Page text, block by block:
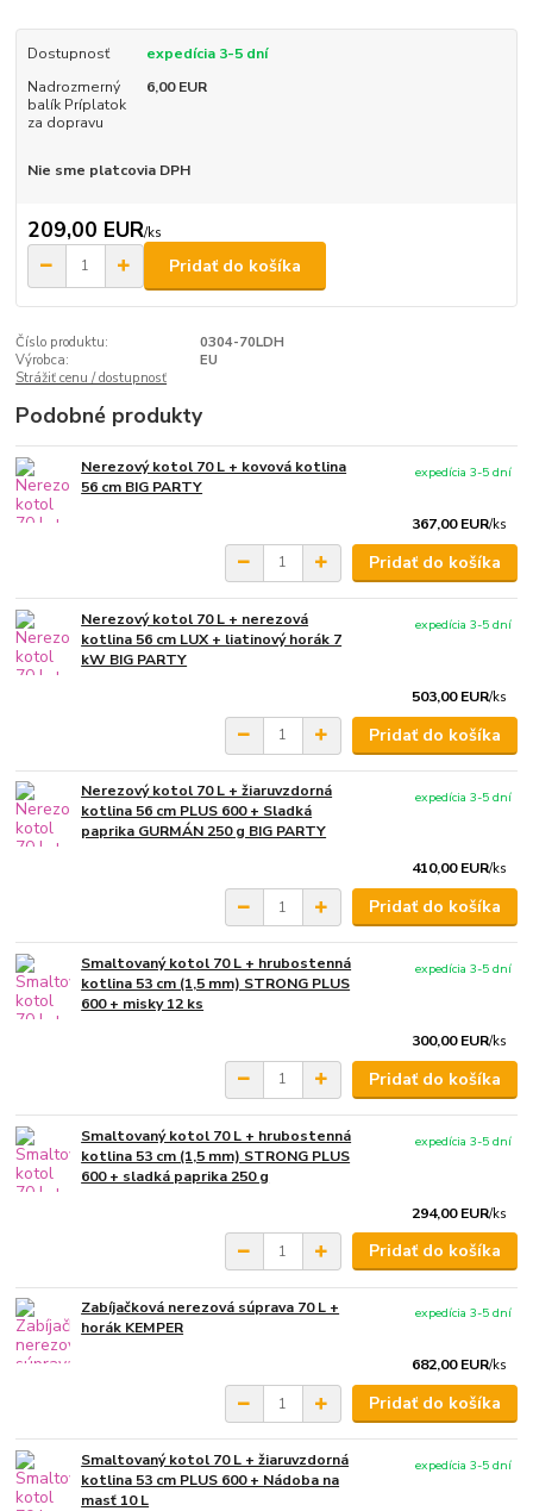
Dostupnosť
expedícia 3-5 dní
Nadrozmerný
balík Príplatok
za dopravu
6,00 EUR
Nie sme platcovia DPH
209,00 EUR/ks
Pridať do košíka
Číslo produktu:
0304-70LDH
Výrobca:
EU
Strážiť cenu / dostupnosť
Podobné produkty
Nerezový kotol 70 L + kovová kotlina
56 cm BIG PARTY
367,00 EUR/ks
expedícia 3-5 dní
Pridať do košíka
Nerezový kotol 70 L + nerezová
kotlina 56 cm LUX + liatinový horák 7
kW BIG PARTY
503,00 EUR/ks
expedícia 3-5 dní
Pridať do košíka
Nerezový kotol 70 L + žiaruvzdorná
kotlina 56 cm PLUS 600 + Sladká
paprika GURMÁN 250 g BIG PARTY
410,00 EUR/ks
expedícia 3-5 dní
Pridať do košíka
Smaltovaný kotol 70 L + hrubostenná
kotlina 53 cm (1,5 mm) STRONG PLUS
600 + misky 12 ks
300,00 EUR/ks
expedícia 3-5 dní
Pridať do košíka
Smaltovaný kotol 70 L + hrubostenná
kotlina 53 cm (1,5 mm) STRONG PLUS
600 + sladká paprika 250 g
294,00 EUR/ks
expedícia 3-5 dní
Pridať do košíka
Zabíjačková nerezová súprava 70 L +
horák KEMPER
682,00 EUR/ks
expedícia 3-5 dní
Pridať do košíka
Smaltovaný kotol 70 L + žiaruvzdorná
kotlina 53 cm PLUS 600 + Nádoba na
masť 10 L
expedícia 3-5 dní